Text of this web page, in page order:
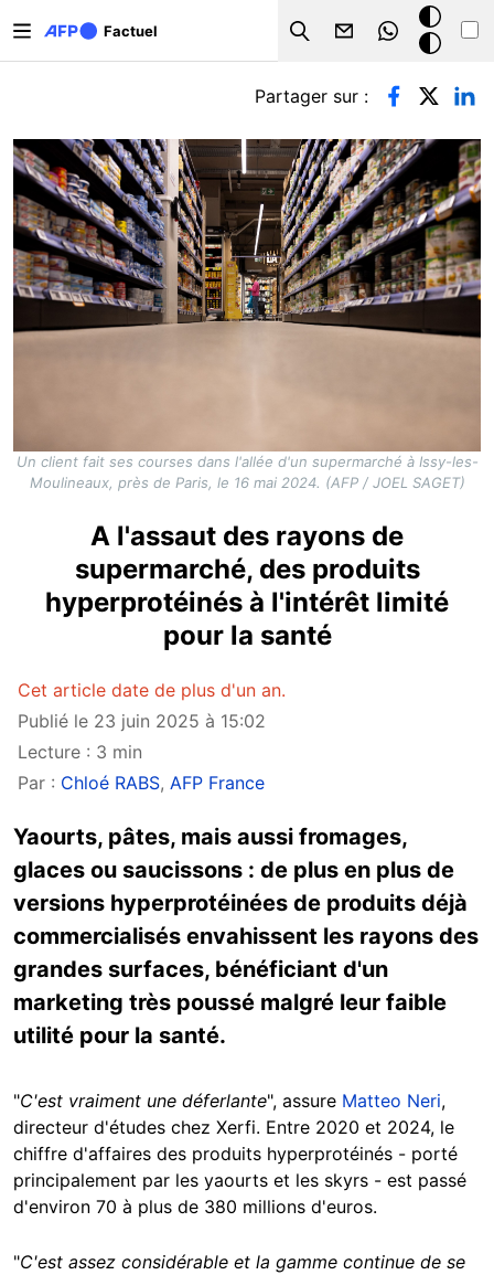
Factuel
Search
Mode
sombre
Onglets principaux
Partager sur :
Un client fait ses courses dans l'allée d'un supermarché à Issy-les-
Moulineaux, près de Paris, le 16 mai 2024. (AFP / JOEL SAGET)
A l'assaut des rayons de
supermarché, des produits
hyperprotéinés à l'intérêt limité
pour la santé
Cet article date de plus d'un an.
Publié le 23 juin 2025 à 15:02
Lecture : 3 min
Par : Chloé RABS, AFP France
Yaourts, pâtes, mais aussi fromages,
glaces ou saucissons : de plus en plus de
versions hyperprotéinées de produits déjà
commercialisés envahissent les rayons des
grandes surfaces, bénéficiant d'un
marketing très poussé malgré leur faible
utilité pour la santé.
"C'est vraiment une déferlante", assure Matteo Neri,
directeur d'études chez Xerfi. Entre 2020 et 2024, le
chiffre d'affaires des produits hyperprotéinés - porté
principalement par les yaourts et les skyrs - est passé
d'environ 70 à plus de 380 millions d'euros.
"C'est assez considérable et la gamme continue de se